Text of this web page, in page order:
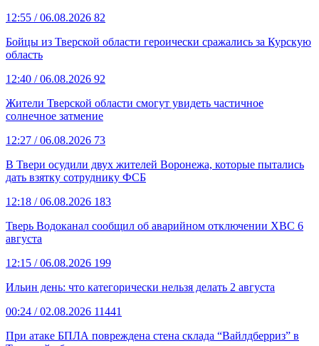
12:55 / 06.08.2026 82
Бойцы из Тверской области героически сражались за Курскую
область
12:40 / 06.08.2026 92
Жители Тверской области смогут увидеть частичное
солнечное затмение
12:27 / 06.08.2026 73
В Твери осудили двух жителей Воронежа, которые пытались
дать взятку сотруднику ФСБ
12:18 / 06.08.2026 183
Тверь Водоканал сообщил об аварийном отключении ХВС 6
августа
12:15 / 06.08.2026 199
Ильин день: что категорически нельзя делать 2 августа
00:24 / 02.08.2026 11441
При атаке БПЛА повреждена стена склада “Вайлдберриз” в